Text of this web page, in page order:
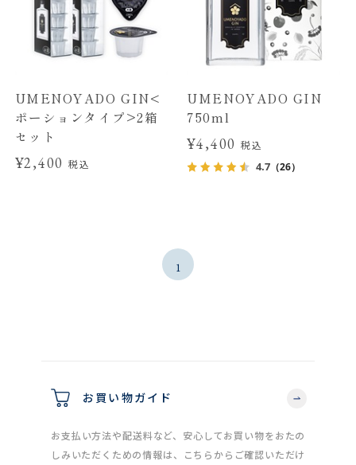
UMENOYADO GIN<
ポーションタイプ>2箱
セット
¥2,400税込
UMENOYADO GIN
750ml
¥4,400 税込
4.7 （26）
1
お買い物ガイド
お支払い方法や配送料など、安心してお買い物をおたの
しみいただくための情報は、こちらからご確認いただけ